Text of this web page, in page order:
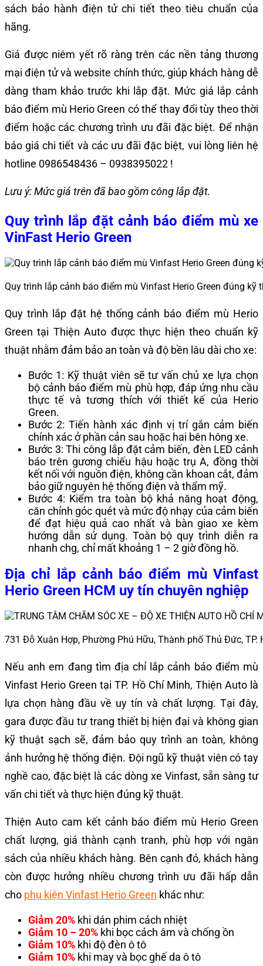
sách bảo hành điện tử chi tiết theo tiêu chuẩn của
hãng.
Giá được niêm yết rõ ràng trên các nền tảng thương
mại điện tử và website chính thức, giúp khách hàng dễ
dàng tham khảo trước khi lắp đặt. Mức giá lắp cảnh
báo điểm mù Herio Green có thể thay đổi tùy theo thời
điểm hoặc các chương trình ưu đãi đặc biệt. Để nhận
báo giá chi tiết và các ưu đãi đặc biệt, vui lòng liên hệ
hotline 0986548436 – 0938395022 !
Lưu ý: Mức giá trên đã bao gồm công lắp đặt.
Quy trình lắp đặt cảnh báo điểm mù xe
VinFast Herio Green
Quy trình lắp cảnh báo điểm mù Vinfast Herio Green đúng kỹ
Quy trình lắp đặt hệ thống cảnh báo điểm mù Herio
Green tại Thiện Auto được thực hiện theo chuẩn kỹ
thuật nhằm đảm bảo an toàn và độ bền lâu dài cho xe:
Bước 1: Kỹ thuật viên sẽ tư vấn chủ xe lựa chọn
bộ cảnh báo điểm mù phù hợp, đáp ứng nhu cầu
thực tế và tương thích với thiết kế của Herio
Green.
Bước 2: Tiến hành xác định vị trí gắn cảm biến
chính xác ở phần cản sau hoặc hai bên hông xe.
Bước 3: Thi công lắp đặt cảm biến, đèn LED cảnh
báo trên gương chiếu hậu hoặc trụ A, đồng thời
kết nối với nguồn điện, không cần khoan cắt, đảm
bảo giữ nguyên hệ thống điện và thẩm mỹ.
Bước 4: Kiểm tra toàn bộ khả năng hoạt động,
căn chỉnh góc quét và mức độ nhạy của cảm biến
để đạt hiệu quả cao nhất và bàn giao xe kèm
hướng dẫn sử dụng. Toàn bộ quy trình diễn ra
nhanh chg, chỉ mất khoảng 1 – 2 giờ đồng hồ.
Địa chỉ lắp cảnh báo điểm mù Vinfast
Herio Green HCM uy tín chuyên nghiệp
731 Đỗ Xuân Hợp, Phường Phú Hữu, Thành phố Thủ Đức, TP.
Nếu anh em đang tìm địa chỉ lắp cảnh báo điểm mù
Vinfast Herio Green tại TP. Hồ Chí Minh, Thiện Auto là
lựa chọn hàng đầu về uy tín và chất lượng. Tại đây,
gara được đầu tư trang thiết bị hiện đại và không gian
kỹ thuật sạch sẽ, đảm bảo quy trình an toàn, không
ảnh hưởng hệ thống điện. Đội ngũ kỹ thuật viên có tay
nghề cao, đặc biệt là các dòng xe Vinfast, sẵn sàng tư
vấn chi tiết và thực hiện đúng kỹ thuật.
Thiện Auto cam kết cảnh báo điểm mù Herio Green
chất lượng, giá thành cạnh tranh, phù hợp với ngân
sách của nhiều khách hàng. Bên cạnh đó, khách hàng
còn được hưởng nhiều chương trình ưu đãi hấp dẫn
cho phụ kiện Vinfast Herio Green khác như:
Giảm 20% khi dán phim cách nhiệt
Giảm 10 – 20% khi bọc cách âm và chống ồn
Giảm 10% khi độ đèn ô tô
Giảm 10% khi may và bọc ghế da ô tô